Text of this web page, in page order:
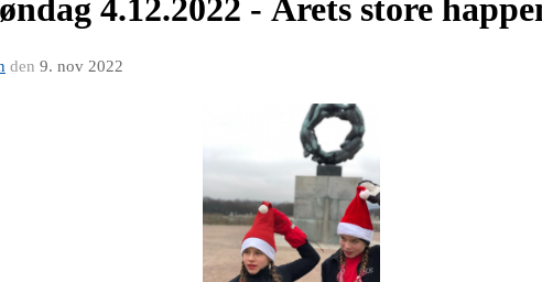
4.12.2022 - Årets store
den 9. nov 2022